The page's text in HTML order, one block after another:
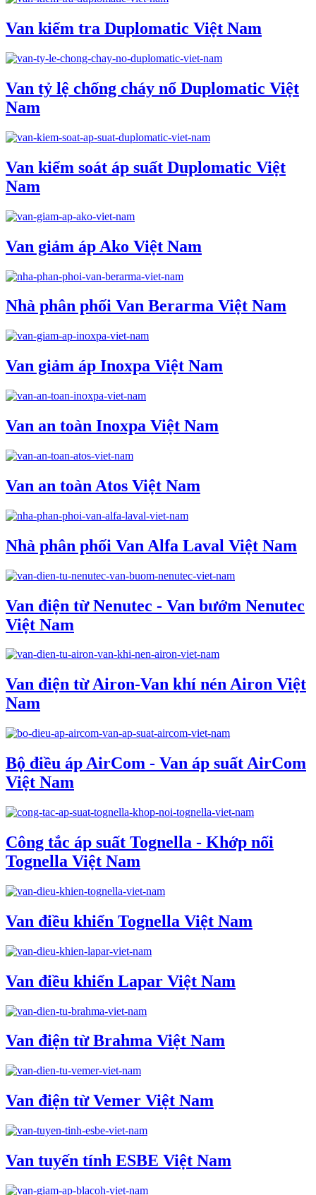
Van kiểm tra Duplomatic Việt Nam
Van tỷ lệ chống cháy nổ Duplomatic Việt
Nam
Van kiểm soát áp suất Duplomatic Việt
Nam
Van giảm áp Ako Việt Nam
Nhà phân phối Van Berarma Việt Nam
Van giảm áp Inoxpa Việt Nam
Van an toàn Inoxpa Việt Nam
Van an toàn Atos Việt Nam
Nhà phân phối Van Alfa Laval Việt Nam
Van điện từ Nenutec - Van bướm Nenutec
Việt Nam
Van điện từ Airon-Van khí nén Airon Việt
Nam
Bộ điều áp AirCom - Van áp suất AirCom
Việt Nam
Công tắc áp suất Tognella - Khớp nối
Tognella Việt Nam
Van điều khiển Tognella Việt Nam
Van điều khiển Lapar Việt Nam
Van điện từ Brahma Việt Nam
Van điện từ Vemer Việt Nam
Van tuyến tính ESBE Việt Nam